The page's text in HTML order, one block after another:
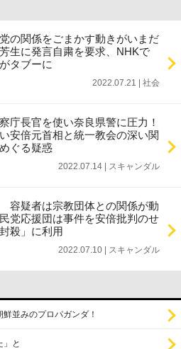
の関係をごまかす動きがいまだ
生に発言自粛を要求、NHKで
タブーに
2022.07.21 | 社会
庁長官を使い奈良県警に圧力！
安倍元首相と統一教会の深い関
ぐる疑惑
2022.07.14 | スキャンダル
容疑者は宗教団体との関係が動
党応援団は事件を安倍批判のせ
殺」に利用
2022.07.10 | スキャンダル
並みのプロパガンダ！
と